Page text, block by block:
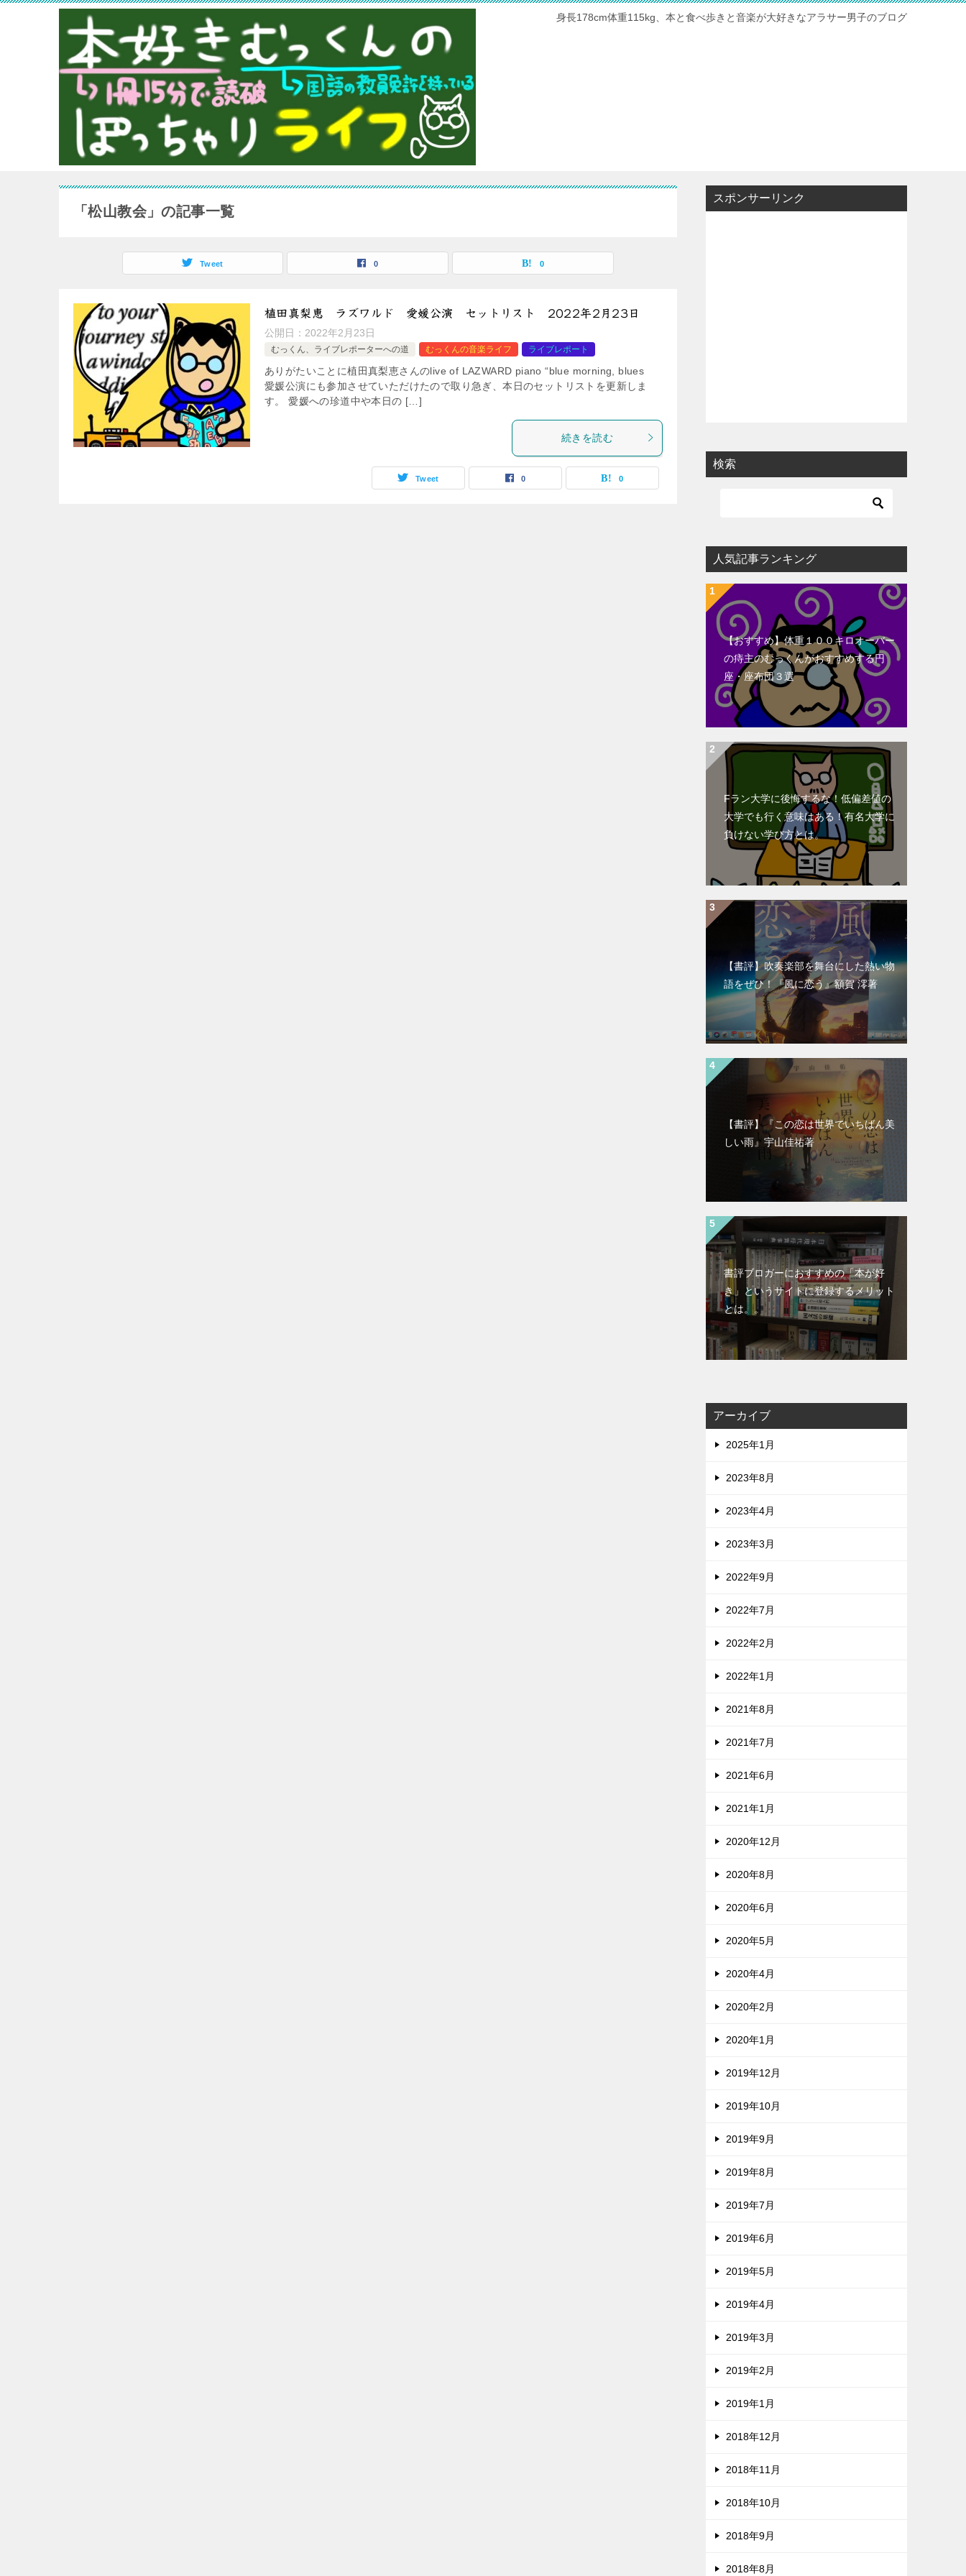
身長178cm体重115kg、本と食べ歩きと音楽が大好きなアラサー男子のブログ
「松山教会」の記事一覧
Tweet 0 0
植田真梨恵 ラズワルド 愛媛公演 セットリスト 2022年2月23日
公開日： 2022年2月23日
むっくん、ライブレポーターへの道 むっくんの音楽ライフ ライブレポート
ありがたいことに植田真梨恵さんのlive of LAZWARD piano “blue morning, blues
愛媛公演にも参加させていただけたので取り急ぎ、本日のセットリストを更新しま
す。 愛媛への珍道中や本日の […]
続きを読む
Tweet 0 0
スポンサーリンク
検索
人気記事ランキング
【おすすめ】体重１００キロオーバー
の痔主のむっくんがおすすめする円
座・座布団３選
Fラン大学に後悔するな！低偏差値の
大学でも行く意味はある！有名大学に
負けない学び方とは。
【書評】吹奏楽部を舞台にした熱い物
語をぜひ！『風に恋う』額賀 澪著
【書評】『この恋は世界でいちばん美
しい雨』宇山佳祐著
書評ブロガーにおすすめの「本が好
き」というサイトに登録するメリット
とは。。
アーカイブ
2025年1月
2023年8月
2023年4月
2023年3月
2022年9月
2022年7月
2022年2月
2022年1月
2021年8月
2021年7月
2021年6月
2021年1月
2020年12月
2020年8月
2020年6月
2020年5月
2020年4月
2020年2月
2020年1月
2019年12月
2019年10月
2019年9月
2019年8月
2019年7月
2019年6月
2019年5月
2019年4月
2019年3月
2019年2月
2019年1月
2018年12月
2018年11月
2018年10月
2018年9月
2018年8月